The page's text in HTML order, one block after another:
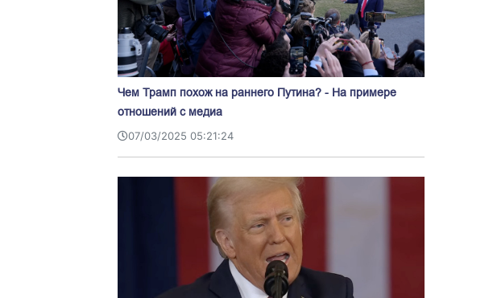
Чем Трамп похож на раннего Путина? - На примере
отношений с медиа
07/03/2025 05:21:24